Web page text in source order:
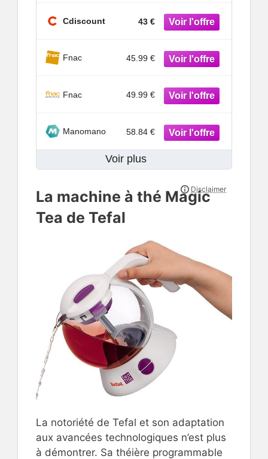
Cdiscount 43 €
Fnac 45.99 €
Fnac 49.99 €
Manomano 58.84 €
Voir plus
La machine à thé Magic
Tea de Tefal
La notoriété de Tefal et son adaptation
aux avancées technologiques n’est plus
à démontrer. Sa théière programmable